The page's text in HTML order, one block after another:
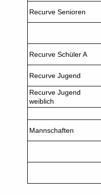
Recurve Senioren
Recurve Schüler A
Recurve Jugend
Recurve Jugend
weiblich
Mannschaften